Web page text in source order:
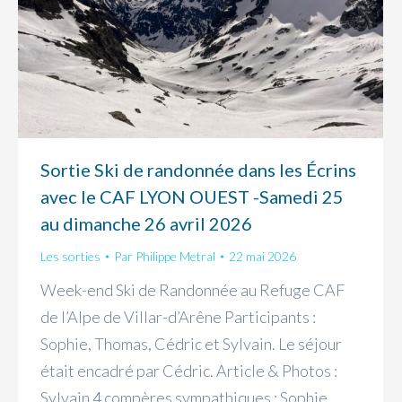
Sortie Ski de randonnée dans les Écrins
avec le CAF LYON OUEST -Samedi 25
au dimanche 26 avril 2026
Les sorties Par Philippe Metral 22 mai 2026
Week-end Ski de Randonnée au Refuge CAF
de l’Alpe de Villar-d’Arêne Participants :
Sophie, Thomas, Cédric et Sylvain. Le séjour
était encadré par Cédric. Article & Photos :
Sylvain 4 compères sympathiques : Sophie,